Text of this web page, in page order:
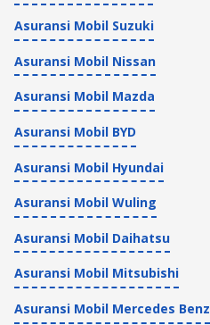
Asuransi Mobil Suzuki
Asuransi Mobil Nissan
Asuransi Mobil Mazda
Asuransi Mobil BYD
Asuransi Mobil Hyundai
Asuransi Mobil Wuling
Asuransi Mobil Daihatsu
Asuransi Mobil Mitsubishi
Asuransi Mobil Mercedes Benz